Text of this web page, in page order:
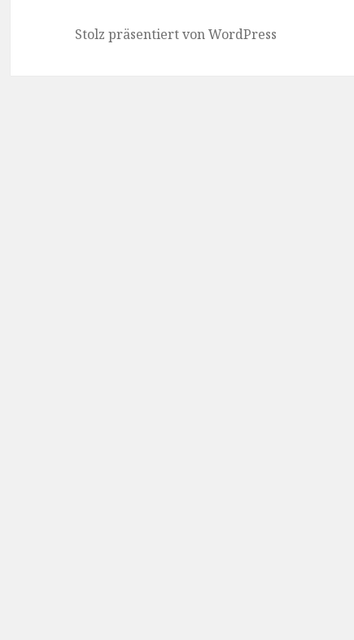
Stolz präsentiert von WordPress